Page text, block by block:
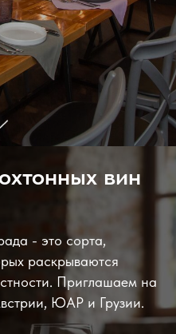
вин
- это сорта,
раскрываются
Приглашаем на
ЮАР и Грузии.